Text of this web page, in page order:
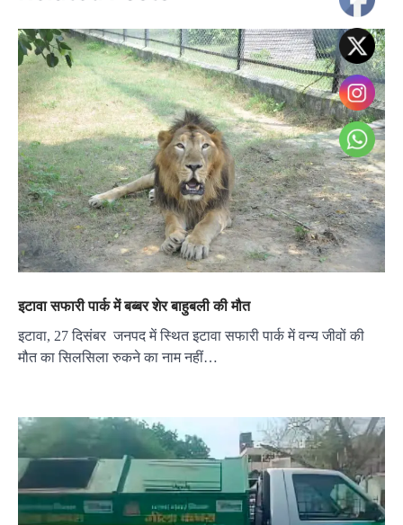
इटावा सफारी पार्क में बब्बर शेर बाहुबली की मौत
इटावा, 27 दिसंबर जनपद में स्थित इटावा सफारी पार्क में वन्य जीवों की
मौत का सिलसिला रुकने का नाम नहीं…